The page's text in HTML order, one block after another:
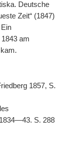
Deutsche
Zeit“ (1847)
am
1857, S.
S. 288